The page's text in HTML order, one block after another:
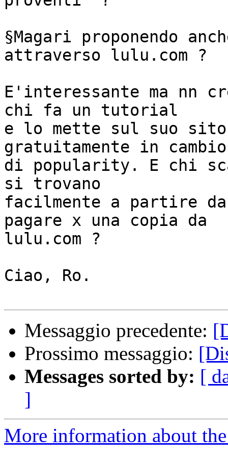
§Magari proponendo
attraverso lulu.com ?
E'interessante ma nn
chi fa un tutorial
e lo mette sul suo
gratuitamente in
di popularity. E chi
si trovano
facilmente a partire
pagare x una copia da
lulu.com ?
Ciao, Ro.
Messaggio precedente:
Prossimo messaggio:
Messages sorted by: [
]
More information about